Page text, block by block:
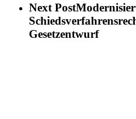
Next Post
Gesetzentwurf